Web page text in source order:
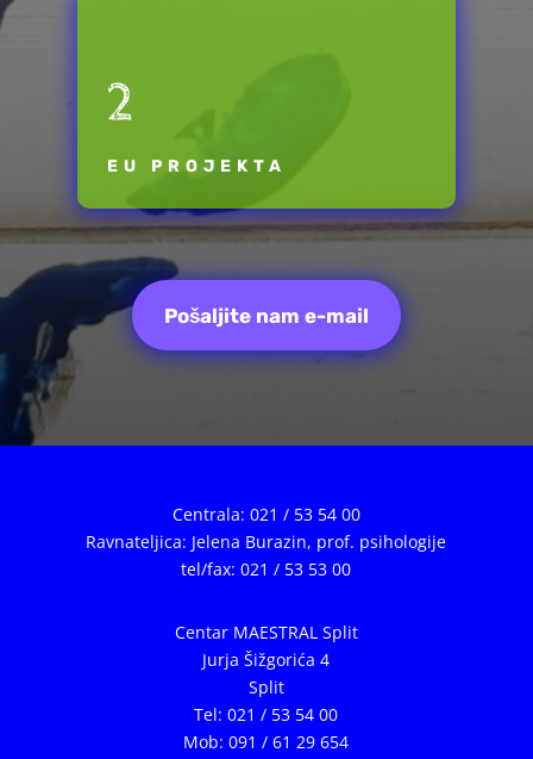
2
EU PROJEKTA
Pošaljite nam e-mail
Centrala: 021 / 53 54 00
Ravnateljica: Jelena Burazin, prof. psihologije
tel/fax: 021 / 53 53 00
Centar MAESTRAL Split
Jurja Šižgorića 4
Split
Tel: 021 / 53 54 00
Mob: 091 / 61 29 654